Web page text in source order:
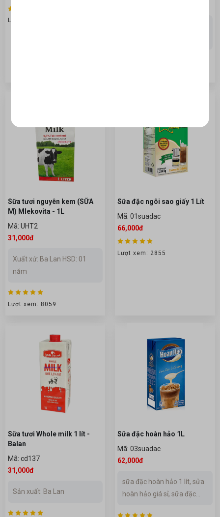
Lượt xem: 2179
Sữa tươi nguyên kem (SỮA
M) Mlekovita - 1L
Mã: UHT2
31,000đ
Xuất xứ: Ba Lan HSD: 01
năm
Lượt xem: 8059
Sữa đặc ngôi sao giấy 1 Lít
Mã: 01suadac
66,000đ
Lượt xem: 2855
Sữa tươi Whole milk 1 lít -
Balan
Mã: cd137
31,000đ
Sản xuất: Ba Lan
Sữa đặc hoàn hảo 1L
Mã: 03suadac
62,000đ
sữa đặc hoàn hảo 1 lít, sửa
hoàn hảo giá sỉ, sữa đặc